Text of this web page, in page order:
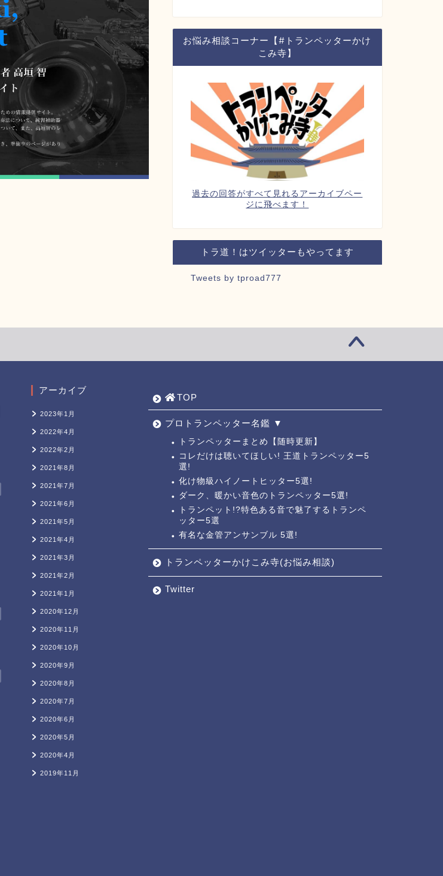
お悩み相談コーナー【#トランペッターかけ
こみ寺】
過去の回答がすべて見れるアーカイブペー
ジに飛べます！
トラ道！はツイッターもやってます
Tweets by tproad777
アーカイブ
2023年1月
2022年4月
2022年2月
2021年8月
2021年7月
2021年6月
2021年5月
2021年4月
2021年3月
2021年2月
2021年1月
2020年12月
2020年11月
2020年10月
2020年9月
2020年8月
2020年7月
2020年6月
2020年5月
2020年4月
2019年11月
TOP
プロトランペッター名鑑 ▼
トランペッターまとめ【随時更新】
コレだけは聴いてほしい! 王道トランペッター5
選!
化け物級ハイノートヒッター5選!
ダーク、暖かい音色のトランペッター5選!
トランペット!?特色ある音で魅了するトランペ
ッター5選
有名な金管アンサンブル 5選!
トランペッターかけこみ寺(お悩み相談)
Twitter